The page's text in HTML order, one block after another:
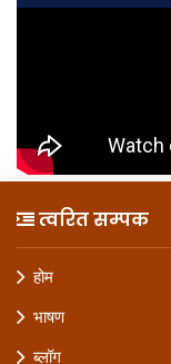
त्वरित सम्पक
होम
भाषण
ब्लॉग